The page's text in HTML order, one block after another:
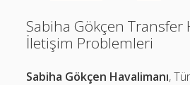
Sabiha Gökçen
İletişim Problemleri
Sabiha Gökçen Havalimanı,